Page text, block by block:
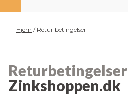
Hjem / Retur betingelser
Returbetingelser
Zinkshoppen.dk